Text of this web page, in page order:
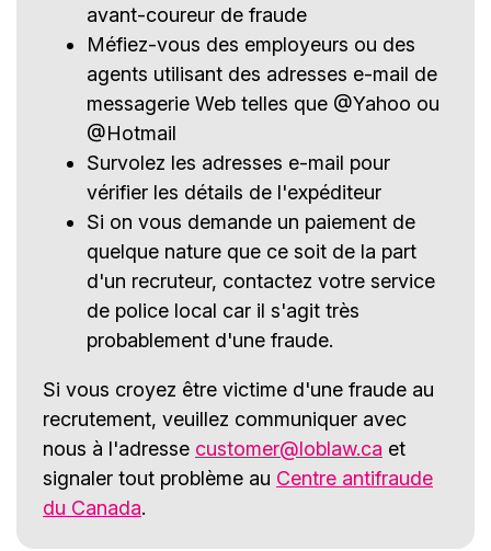
avant-coureur de fraude
Méfiez-vous des employeurs ou des
agents utilisant des adresses e-mail de
messagerie Web telles que @Yahoo ou
@Hotmail
Survolez les adresses e-mail pour
vérifier les détails de l'expéditeur
Si on vous demande un paiement de
quelque nature que ce soit de la part
d'un recruteur, contactez votre service
de police local car il s'agit très
probablement d'une fraude.
Si vous croyez être victime d'une fraude au
recrutement, veuillez communiquer avec
nous à l'adresse customer@loblaw.ca et
signaler tout problème au Centre antifraude
du Canada.